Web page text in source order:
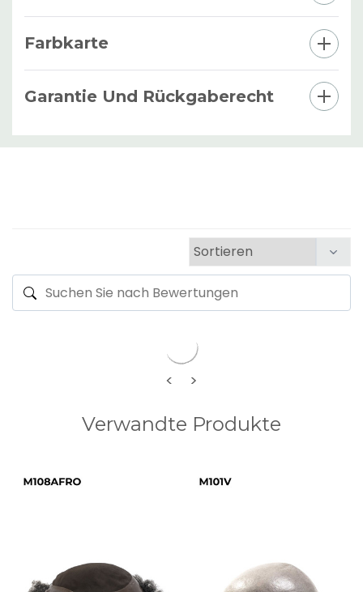
Farbkarte
Garantie Und Rückgaberecht
< >
Verwandte Produkte